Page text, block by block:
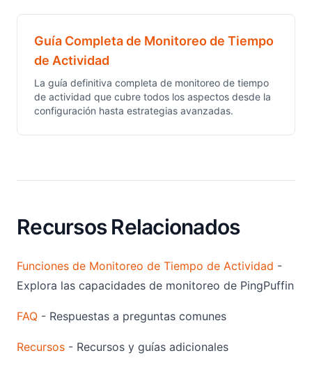
Guía Completa de Monitoreo de Tiempo
de Actividad
La guía definitiva completa de monitoreo de tiempo
de actividad que cubre todos los aspectos desde la
configuración hasta estrategias avanzadas.
Recursos Relacionados
Funciones de Monitoreo de Tiempo de Actividad -
Explora las capacidades de monitoreo de PingPuffin
FAQ - Respuestas a preguntas comunes
Recursos - Recursos y guías adicionales